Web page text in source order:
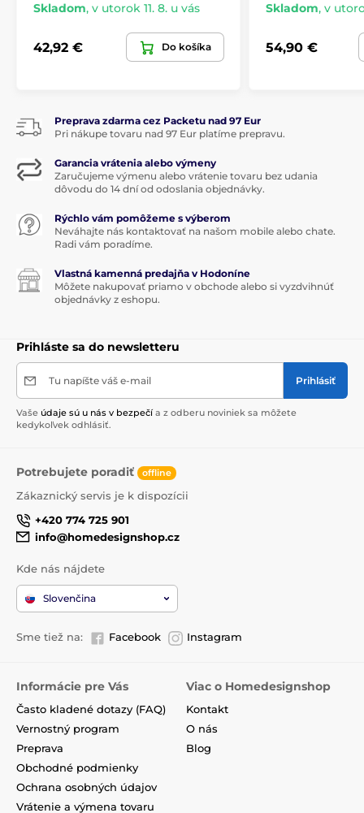
Skladom, v utorok 11. 8. u vás
42,92 € Do košíka
Skladom, v
54,90 €
Preprava zdarma cez Packetu nad 97 Eur
Pri nákupe tovaru nad 97 Eur platíme prepravu.
Garancia vrátenia alebo výmeny
Zaručujeme výmenu alebo vrátenie tovaru bez udania
dôvodu do 14 dní od odoslania objednávky.
Rýchlo vám pomôžeme s výberom
Neváhajte nás kontaktovať na našom mobile alebo chate.
Radi vám poradíme.
Vlastná kamenná predajňa v Hodoníne
Môžete nakupovať priamo v obchode alebo si vyzdvihnúť
objednávky z eshopu.
Prihláste sa do newsletteru
Tu napíšte váš e-mail Prihlásiť
Vaše údaje sú u nás v bezpečí a z odberu noviniek sa môžete
kedykoľvek odhlásiť.
Potrebujete poradiť offline
Zákaznický servis je k dispozícii
+420 774 725 901
info@homedesignshop.cz
Kde nás nájdete
Slovenčina
Sme tiež na: Facebook Instagram
Informácie pre Vás
Často kladené dotazy (FAQ)
Vernostný program
Preprava
Obchodné podmienky
Ochrana osobných údajov
Vrátenie a výmena tovaru
Viac o Homedesignshop
Kontakt
O nás
Blog